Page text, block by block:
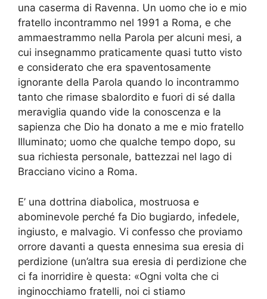
una caserma di Ravenna. Un uomo che io e mio
fratello incontrammo nel 1991 a Roma, e che
ammaestrammo nella Parola per alcuni mesi, a
cui insegnammo praticamente quasi tutto visto
e considerato che era spaventosamente
ignorante della Parola quando lo incontrammo
tanto che rimase sbalordito e fuori di sé dalla
meraviglia quando vide la conoscenza e la
sapienza che Dio ha donato a me e mio fratello
Illuminato; uomo che qualche tempo dopo, su
sua richiesta personale, battezzai nel lago di
Bracciano vicino a Roma.
E’ una dottrina diabolica, mostruosa e
abominevole perché fa Dio bugiardo, infedele,
ingiusto, e malvagio. Vi confesso che proviamo
orrore davanti a questa ennesima sua eresia di
perdizione (un’altra sua eresia di perdizione che
ci fa inorridire è questa: «Ogni volta che ci
inginocchiamo fratelli, noi ci stiamo